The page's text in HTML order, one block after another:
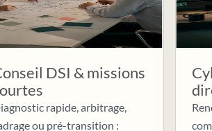
DSI & missions
rapide, arbitrage,
ou pré-transition :